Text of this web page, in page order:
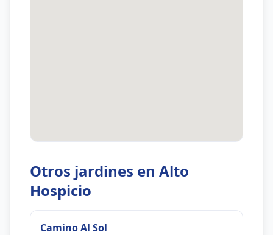
Otros jardines en Alto
Hospicio
Camino Al Sol